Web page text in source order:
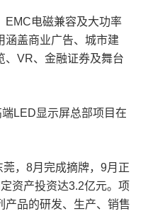
EMC电磁兼容及大功率
涵盖商业广告、城市建
、VR、金融证券及舞台
LED显示屏总部项目在
，8月完成摘牌，9月正
资产投资达3.2亿元。项
产品的研发、生产、销售